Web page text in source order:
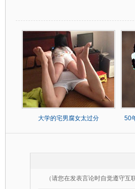
大学的宅男腐女太过分 50
（请您在发表言论时自觉遵守